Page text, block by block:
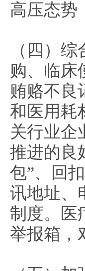
高压态势
（四）
购、临床
贿赂不良
和医用耗
关行业企
推进的良
包”、回
讯地址、
制度。医
举报箱，